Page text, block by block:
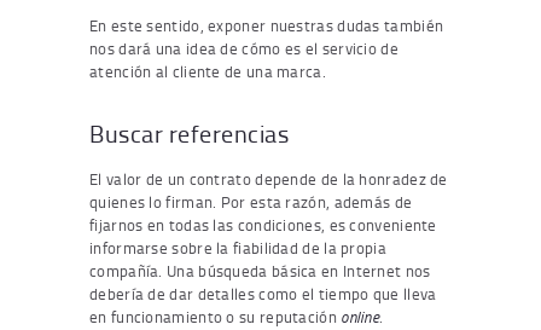
En este sentido, exponer nuestras dudas también
nos dará una idea de cómo es el servicio de
atención al cliente de una marca.
Buscar referencias
El valor de un contrato depende de la honradez de
quienes lo firman. Por esta razón, además de
fijarnos en todas las condiciones, es conveniente
informarse sobre la fiabilidad de la propia
compañía. Una búsqueda básica en Internet nos
debería de dar detalles como el tiempo que lleva
en funcionamiento o su reputación online.